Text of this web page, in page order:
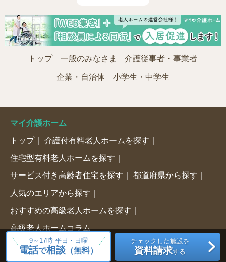
9～17時 平日・日曜
電話で相談（無料）
チェックした施設を
資料請求する
トップ 一般のみなさま 介護従事者・事業者
企業・自治体 小学生・中学生
マイ介護ホーム
トップ 介護付有料老人ホームを探す
住宅型有料老人ホームを探す
サービス付き高齢者住宅を探す 都道府県から探す
人気のエリアから探す
おすすめの高級老人ホームを探す
高級老人ホームコラム
サイトについて